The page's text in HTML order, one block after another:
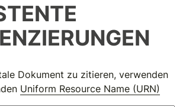
Dokument zu zitieren, verwenden
Uniform Resource Name (URN)